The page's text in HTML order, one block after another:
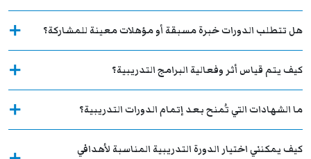
هل تتطلب الدورات خبرة مسبقة أو مؤهلات معينة للمشاركة؟
كيف يتم قياس أثر وفعالية البرامج التدريبية؟
ما الشهادات التي تُمنح بعد إتمام الدورات التدريبية؟
كيف يمكنني اختيار الدورة التدريبية المناسبة لأهدافي